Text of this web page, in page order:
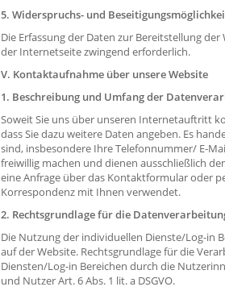
5. Widerspruchs- und
Die Erfassung der Daten zur Bereitstellung
der Internetseite zwingend erforderlich.
V. Kontaktaufnahme über unsere Website
1. Beschreibung und Umfang der
Soweit Sie uns über unseren Internetauftritt
dass Sie dazu weitere Daten angeben. Es
sind, insbesondere Ihre Telefonnummer/ E-
freiwillig machen und dienen ausschließlich
eine Anfrage über das Kontaktformular oder
Korrespondenz mit Ihnen verwendet.
2. Rechtsgrundlage für die
Die Nutzung der individuellen Dienste/Log-in
auf der Website. Rechtsgrundlage für die
Diensten/Log-in Bereichen durch die
und Nutzer Art. 6 Abs. 1 lit. a DSGVO.